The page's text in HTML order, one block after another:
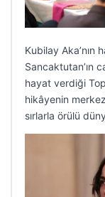
Kubilay Aka’nın
Sancaktutan’ın
hayat verdiği
hikâyenin
sırlarla örülü